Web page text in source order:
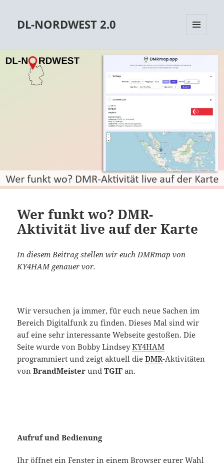
DL-NORDWEST 2.0
WIDGETS
Wer funkt wo? DMR-
Aktivität live auf der Karte
In diesem Beitrag stellen wir euch DMRmap von
KY4HAM genauer vor.
Wir versuchen ja immer, für euch neue Sachen im
Bereich Digitalfunk zu finden. Dieses Mal sind wir
auf eine sehr interessante Webseite gestoßen. Die
Seite wurde von Bobby LindseyKY4HAM
programmiert und zeigt aktuell dieDMR-Aktivitäten
vonBrandMeister undTGIF an.
Aufruf und Bedienung
Ihr öffnet ein Fenster in einem Browser eurer Wahl